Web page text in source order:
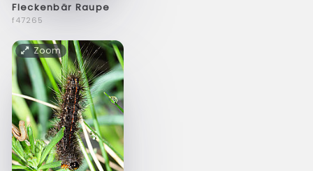
Fleckenbär Raupe
f47265
Zoom